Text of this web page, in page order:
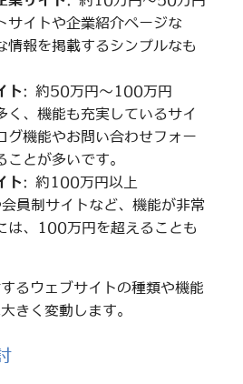
サイトや企業紹介ページな
情報を掲載するシンプルなも
ト: 約50万円～100万円
く、機能も充実しているサイ
グ機能やお問い合わせフォー
ことが多いです。
ト: 約100万円以上
員制サイトなど、機能が非常
は、100万円を超えることも
るウェブサイトの種類や機能
きく変動します。